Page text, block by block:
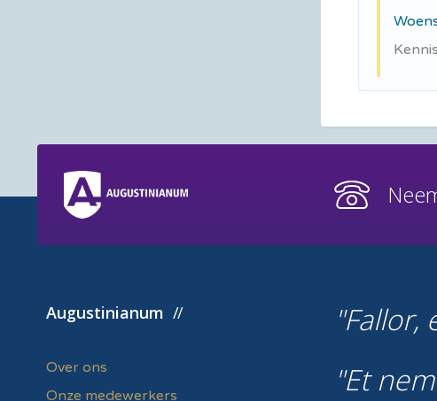
Augustinianum
Over ons
Onze medewerkers
Fallor,
Et